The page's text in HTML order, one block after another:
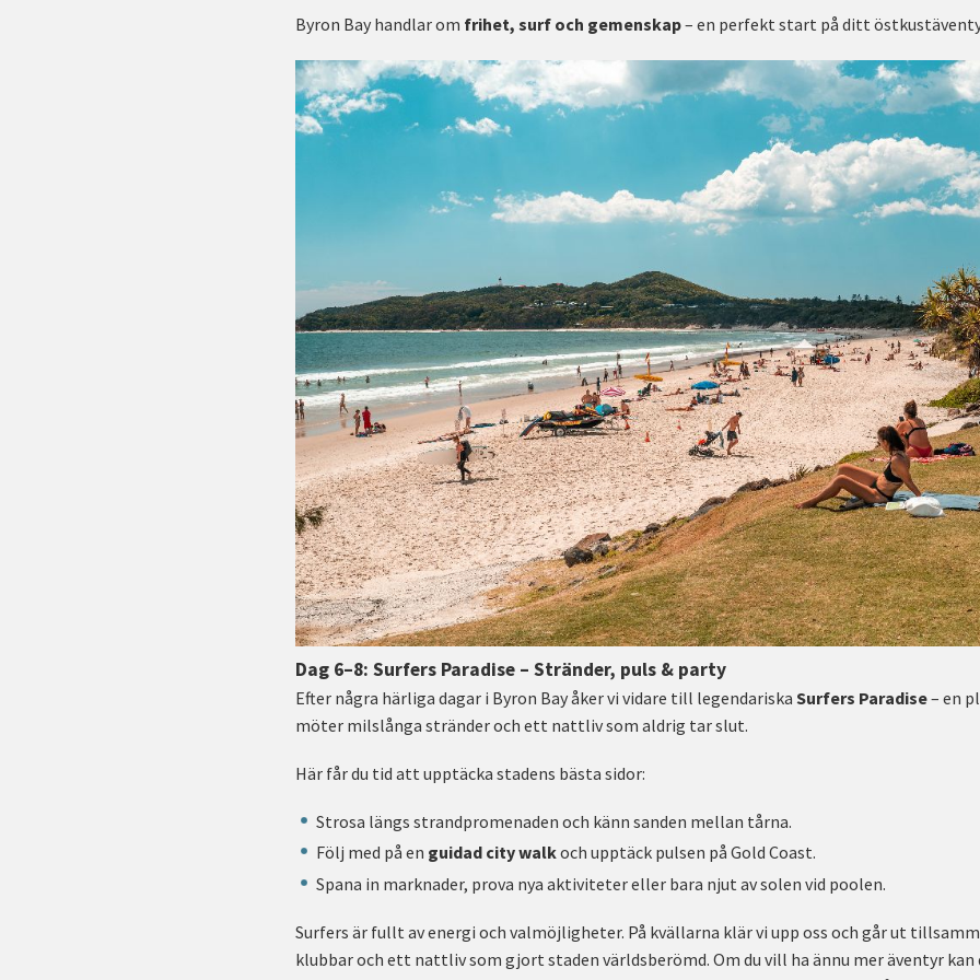
Byron Bay handlar om frihet, surf och gemenskap– en perfekt start på ditt
Dag 6–8: Surfers Paradise – Stränder, puls & party
Efter några härliga dagar i Byron Bay åker vi vidare till legendariska Surfers Paradise– en
möter milslånga stränder och ett nattliv som aldrig tar slut.
Här får du tid att upptäcka stadens bästa sidor:
Strosa längs strandpromenaden och känn sanden mellan tårna.
Följ med på en guidad city walkoch upptäck pulsen på Gold Coast.
Spana in marknader, prova nya aktiviteter eller bara njut av solen vid poolen.
Surfers är fullt av energi och valmöjligheter. På kvällarna klär vi upp oss och går ut
klubbar och ett nattliv som gjort staden världsberömd. Om du vill ha ännu mer äventyr